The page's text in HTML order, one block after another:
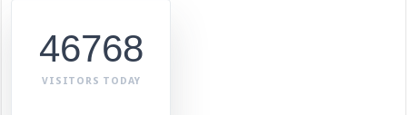
46768
VISITORS TODAY